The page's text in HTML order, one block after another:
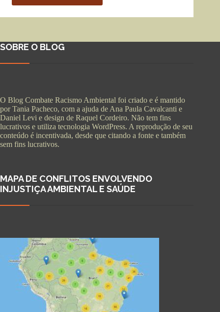
SOBRE O BLOG
O Blog Combate Racismo Ambiental foi criado e é mantido
por Tania Pacheco, com a ajuda de Ana Paula Cavalcanti e
Daniel Levi e design de Raquel Cordeiro. Não tem fins
lucrativos e utiliza tecnologia WordPress. A reprodução de seu
conteúdo é incentivada, desde que citando a fonte e também
sem fins lucrativos.
MAPA DE CONFLITOS ENVOLVENDO
INJUSTIÇA AMBIENTAL E SAÚDE